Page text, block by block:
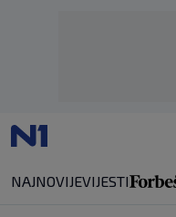
NAJNOVIJEVIJESTI